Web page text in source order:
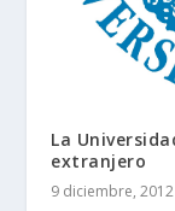
La
extranjero
9 diciembre, 2012